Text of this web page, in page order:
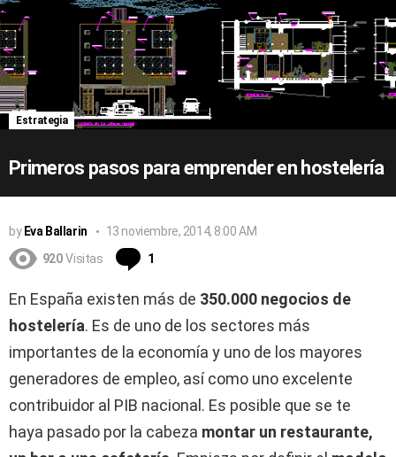
Estrategia
Primeros pasos para emprender en hostelería
by Eva Ballarin
13 noviembre, 2014, 8:00 AM
920 Visitas 1
En España existen más de 350.000 negocios de
hostelería. Es de uno de los sectores más
importantes de la economía y uno de los mayores
generadores de empleo, así como uno excelente
contribuidor al PIB nacional. Es posible que se te
haya pasado por la cabeza montar un restaurante,